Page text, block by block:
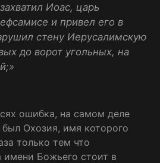
Иоас, царь
и привел его в
стену Иерусалимскую
до ворот угольных, на
ошибка, на самом деле
Охозия, имя которого
только тем что
Божьего стоит в